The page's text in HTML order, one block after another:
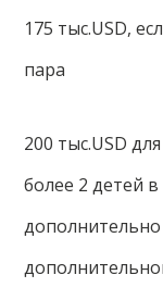
175 тыс.USD,
пара
200 тыс.USD
более 2 детей
дополнительно